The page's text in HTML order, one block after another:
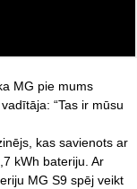
MG pie mums
“Tas ir mūsu
kas savienots ar
kWh bateriju. Ar
MG S9 spēj veikt